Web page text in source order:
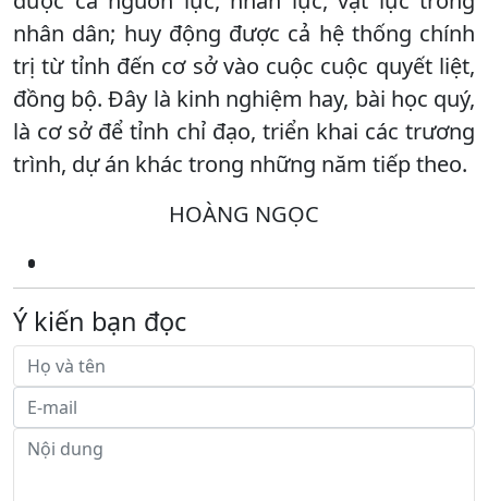
nhân dân; huy động được cả hệ thống chính
trị từ tỉnh đến cơ sở vào cuộc cuộc quyết liệt,
đồng bộ. Đây là kinh nghiệm hay, bài học quý,
là cơ sở để tỉnh chỉ đạo, triển khai các trương
trình, dự án khác trong những năm tiếp theo.
HOÀNG NGỌC
Ý kiến bạn đọc